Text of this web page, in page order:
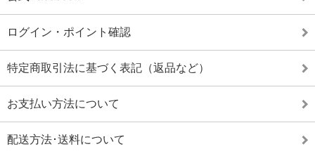
ログイン・ポイント確認
特定商取引法に基づく表記（返品など）
お支払い方法について
配送方法･送料について